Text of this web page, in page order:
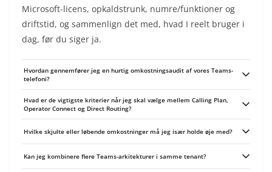
Microsoft-licens, opkaldstrunk, numre/funktioner og
driftstid, og sammenlign det med, hvad I reelt bruger i
dag, før du siger ja.
Hvordan gennemfører jeg en hurtig omkostningsaudit af vores Teams-
telefoni?
eventuelle teleleverandører. Kortlæg hvilke brugere der har hvilke funktioner
(fx køer, numre, mødelederfunktioner) og sammenlign det med hvad I faktisk
operatør. Afslut med en liste over konkrete sparemuligheder og hvem der
skal tage handling.
Hvad er de vigtigste kriterier når jeg skal vælge mellem Calling Plan,
Operator Connect og Direct Routing?
eksisterende tele-aftaler og om I allerede har en SBC, samt behov for kontrol
og avancerede PBX-funktioner. Pris er vigtig, men også drift, supportniveau
og hvor meget I vil styre selv versus lade en leverandør gøre det.
Hvilke skjulte eller løbende omkostninger må jeg især holde øje med?
numre, løbende minutpris/ takstzoner, omkostninger til SBC-hosting eller
drift, redundans og nødopkalds-kompliance samt support- og
Kan jeg kombinere flere Teams-arkitekturer i samme tenant?